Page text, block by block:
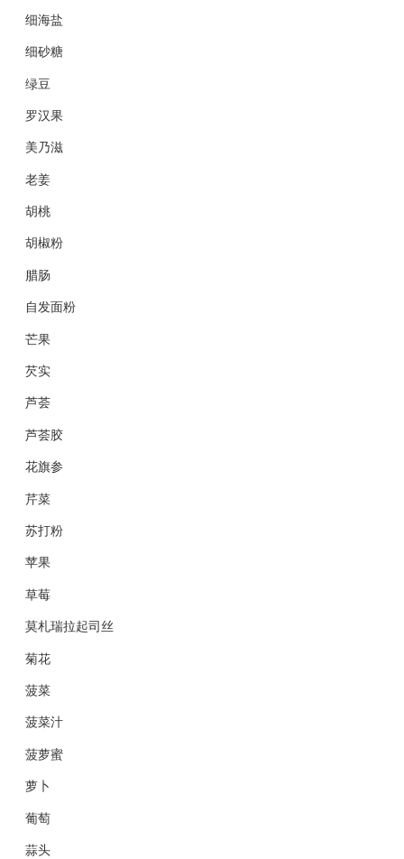
细海盐
细砂糖
绿豆
罗汉果
美乃滋
老姜
胡桃
胡椒粉
腊肠
自发面粉
芒果
芡实
芦荟
芦荟胶
花旗参
芹菜
苏打粉
苹果
草莓
莫札瑞拉起司丝
菊花
菠菜
菠菜汁
菠萝蜜
萝卜
葡萄
蒜头